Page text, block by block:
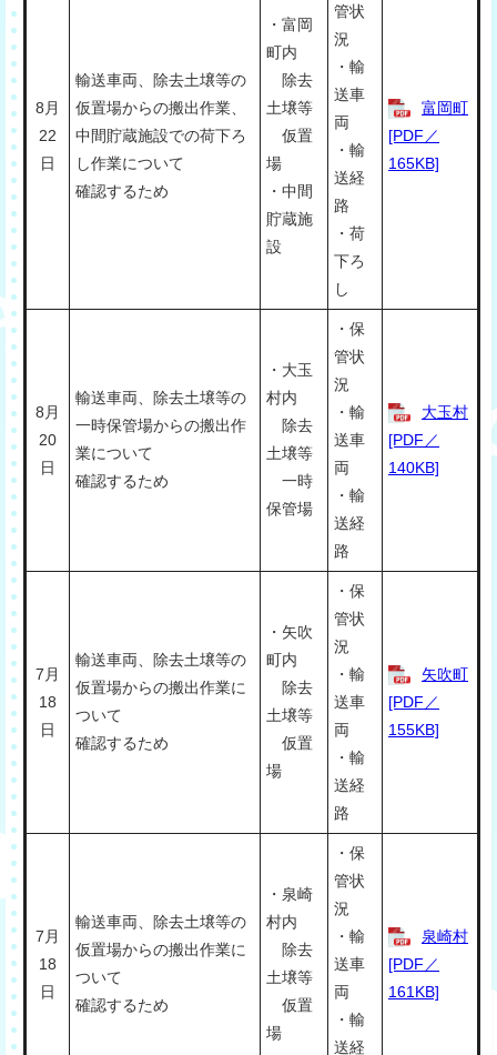
8月
22
日
輸送車両、除去土壌等の
仮置場からの搬出作業、
中間貯蔵施設での荷下ろ
し作業について
確認するため
・富岡
町内
除去
土壌等
仮置
場
・中間
貯蔵施
設
管状
況
・輸
送車
両
・輸
送経
路
・荷
下ろ
し
富岡町
[PDF／
165KB]
8月
20
日
輸送車両、除去土壌等の
一時保管場からの搬出作
業について
確認するため
・大玉
村内
除去
土壌等
一時
保管場
・保
管状
況
・輸
送車
両
・輸
送経
路
大玉村
[PDF／
140KB]
7月
18
日
輸送車両、除去土壌等の
仮置場からの搬出作業に
ついて
確認するため
・矢吹
町内
除去
土壌等
仮置
場
・保
管状
況
・輸
送車
両
・輸
送経
路
矢吹町
[PDF／
155KB]
7月
18
日
輸送車両、除去土壌等の
仮置場からの搬出作業に
ついて
確認するため
・泉崎
村内
除去
土壌等
仮置
場
・保
管状
況
・輸
送車
両
・輸
送経
泉崎村
[PDF／
161KB]